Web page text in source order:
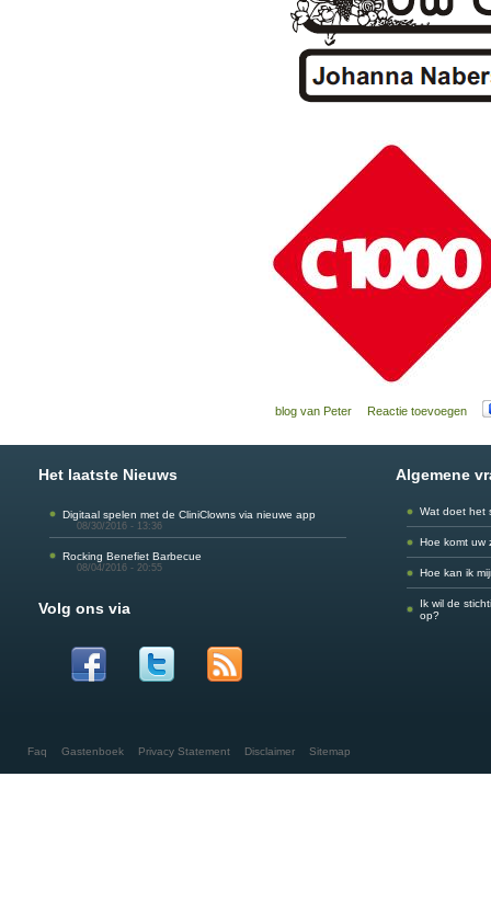
blog van Peter Reactie toevoegen
Het laatste Nieuws
Digitaal spelen met de CliniClowns via nieuwe app
08/30/2016 - 13:36
Rocking Benefiet Barbecue
08/04/2016 - 20:55
Volg ons via
Algemene
Wat doet het
Hoe komt uw
Hoe kan ik
Ik wil de
op?
Faq Gastenboek Privacy Statement Disclaimer Sitemap